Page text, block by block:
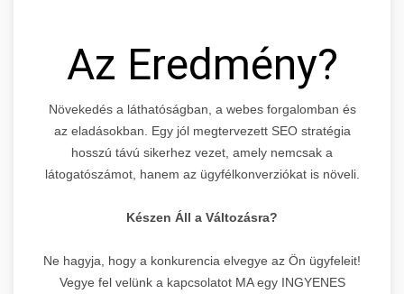
Az Eredmény?
Növekedés a láthatóságban, a webes forgalomban és
az eladásokban. Egy jól megtervezett SEO stratégia
hosszú távú sikerhez vezet, amely nemcsak a
látogatószámot, hanem az ügyfélkonverziókat is növeli.
Készen Áll a Változásra?
Ne hagyja, hogy a konkurencia elvegye az Ön ügyfeleit!
Vegye fel velünk a kapcsolatot MA egy INGYENES